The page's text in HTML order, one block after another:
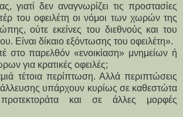
γιατί δεν αναγνωρίζει τις προστασίες
του οφειλέτη οι νόμοι των χωρών της
ούτε εκείνες του διεθνούς και του
Είναι δίκαιο εξόντωσης του οφειλέτη».
στο παρελθόν «ενοικίαση» μνημείων ή
για κρατικές οφειλές;
τέτοια περίπτωση. Αλλά περιπτώσεις
υπάρχουν κυρίως σε καθεστώτα
και σε άλλες μορφές